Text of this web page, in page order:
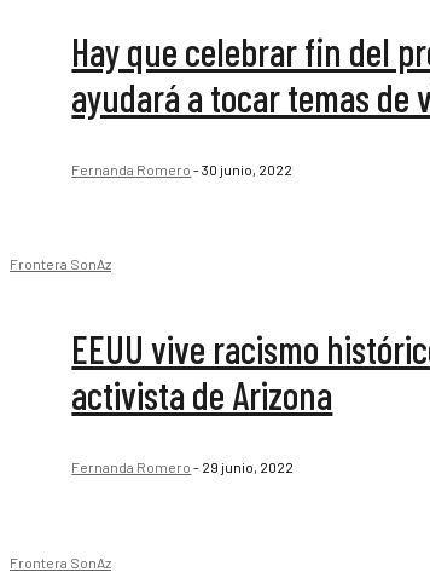
Hay que celebrar fin del
ayudará a tocar temas de
Fernanda Romero -30 junio, 2022
Frontera SonAz
EEUU vive racismo
activista de Arizona
Fernanda Romero - 29 junio, 2022
Frontera SonAz